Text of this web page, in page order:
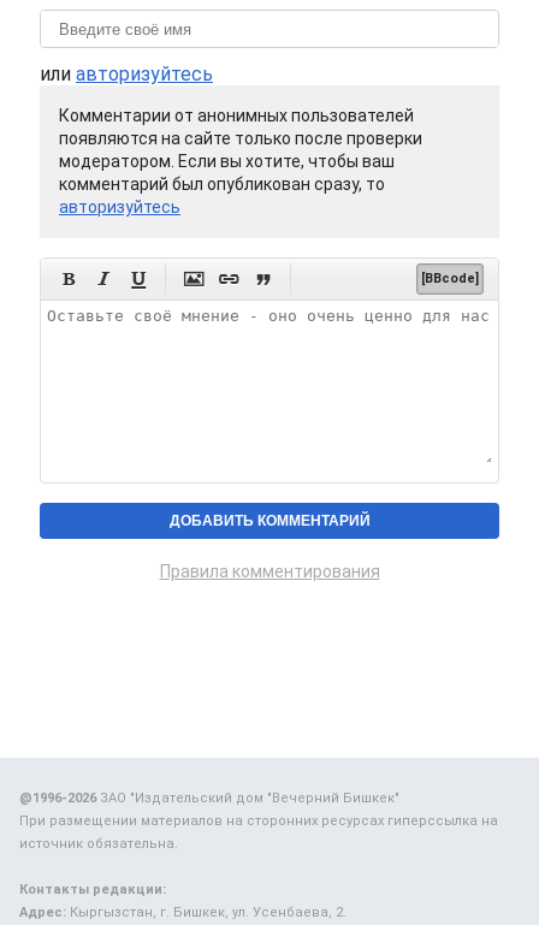
или авторизуйтесь
Комментарии от анонимных пользователей
появляются на сайте только после проверки
модератором. Если вы хотите, чтобы ваш
комментарий был опубликован сразу, то
авторизуйтесь
      [BBcode]
Правила комментирования
@1996-2026ЗАО "Издательский дом "Вечерний Бишкек"
При размещении материалов на сторонних ресурсах гиперссылка на
источник обязательна.
Контакты редакции:
Адрес: Кыргызстан, г. Бишкек, ул. Усенбаева, 2.